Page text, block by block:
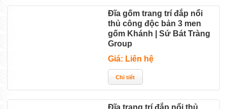
Đĩa gốm trang trí đắp nổi
thủ công độc bản 3 men
gốm Khánh | Sứ Bát Tràng
Group
Giá: Liên hệ
Đĩa trang trí đắp nổi thủ